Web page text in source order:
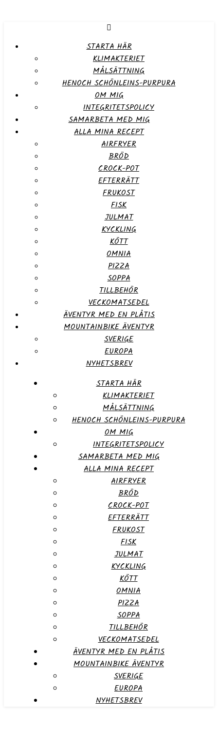
STARTA HÄR
KLIMAKTERIET
MÅLSÄTTNING
HENOCH SCHÖNLEINS-PURPURA
OM MIG
INTEGRITETSPOLICY
SAMARBETA MED MIG
ALLA MINA RECEPT
AIRFRYER
BRÖD
CROCK-POT
EFTERRÄTT
FRUKOST
FISK
JULMAT
KYCKLING
KÖTT
OMNIA
PIZZA
SOPPA
TILLBEHÖR
VECKOMATSEDEL
ÄVENTYR MED EN PLÅTIS
MOUNTAINBIKE ÄVENTYR
SVERIGE
EUROPA
NYHETSBREV
STARTA HÄR
KLIMAKTERIET
MÅLSÄTTNING
HENOCH SCHÖNLEINS-PURPURA
OM MIG
INTEGRITETSPOLICY
SAMARBETA MED MIG
ALLA MINA RECEPT
AIRFRYER
BRÖD
CROCK-POT
EFTERRÄTT
FRUKOST
FISK
JULMAT
KYCKLING
KÖTT
OMNIA
PIZZA
SOPPA
TILLBEHÖR
VECKOMATSEDEL
ÄVENTYR MED EN PLÅTIS
MOUNTAINBIKE ÄVENTYR
SVERIGE
EUROPA
NYHETSBREV